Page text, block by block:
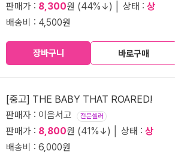
판매가 : 8,300원 (44%↓) │ 상태 : 상
배송비 : 4,500원
장바구니 바로구매
[중고] THE BABY THAT ROARED!
판매자 : 이음서고 전문셀러
판매가 : 8,800원 (41%↓) │ 상태 : 상
배송비 : 6,000원